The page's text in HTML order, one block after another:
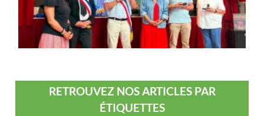
RETROUVEZ NOS ARTICLES PAR
ÉTIQUETTES